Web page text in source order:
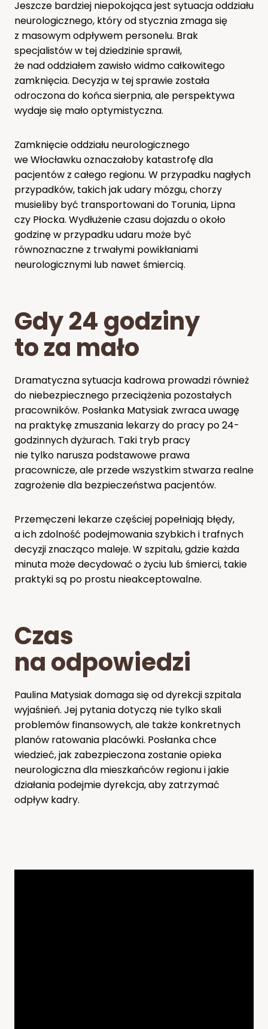
Jeszcze bardziej niepokojąca jest sytuacja oddziału
neurologicznego, który od stycznia zmaga się
z masowym odpływem personelu. Brak
specjalistów w tej dziedzinie sprawił,
że nad oddziałem zawisło widmo całkowitego
zamknięcia. Decyzja w tej sprawie została
odroczona do końca sierpnia, ale perspektywa
wydaje się mało optymistyczna.
Zamknięcie oddziału neurologicznego
we Włocławku oznaczałoby katastrofę dla
pacjentów z całego regionu. W przypadku nagłych
przypadków, takich jak udary mózgu, chorzy
musieliby być transportowani do Torunia, Lipna
czy Płocka. Wydłużenie czasu dojazdu o około
godzinę w przypadku udaru może być
równoznaczne z trwałymi powikłaniami
neurologicznymi lub nawet śmiercią.
Gdy 24 godziny
to za mało
Dramatyczna sytuacja kadrowa prowadzi również
do niebezpiecznego przeciążenia pozostałych
pracowników. Posłanka Matysiak zwraca uwagę
na praktykę zmuszania lekarzy do pracy po 24-
godzinnych dyżurach. Taki tryb pracy
nie tylko narusza podstawowe prawa
pracownicze, ale przede wszystkim stwarza realne
zagrożenie dla bezpieczeństwa pacjentów.
Przemęczeni lekarze częściej popełniają błędy,
a ich zdolność podejmowania szybkich i trafnych
decyzji znacząco maleje. W szpitalu, gdzie każda
minuta może decydować o życiu lub śmierci, takie
praktyki są po prostu nieakceptowalne.
Czas
na odpowiedzi
Paulina Matysiak domaga się od dyrekcji szpitala
wyjaśnień. Jej pytania dotyczą nie tylko skali
problemów finansowych, ale także konkretnych
planów ratowania placówki. Posłanka chce
wiedzieć, jak zabezpieczona zostanie opieka
neurologiczna dla mieszkańców regionu i jakie
działania podejmie dyrekcja, aby zatrzymać
odpływ kadry.